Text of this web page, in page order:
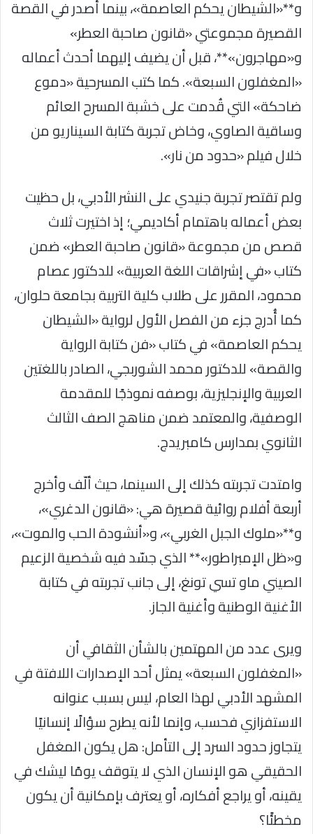
و**«الشيطان يحكم العاصمة»، بينما أصدر في القصة
القصيرة مجموعتي «قانون صاحبة العطر»
و«مهاجرون»**، قبل أن يضيف إليهما أحدث أعماله
«المغفلون السبعة». كما كتب المسرحية «دموع
ضاحكة» التي قُدمت على خشبة المسرح العائم
وساقية الصاوي، وخاض تجربة كتابة السيناريو من
خلال فيلم «حدود من نار».
ولم تقتصر تجربة جنيدي على النشر الأدبي، بل حظيت
بعض أعماله باهتمام أكاديمي؛ إذ اختيرت ثلاث
قصص من مجموعة «قانون صاحبة العطر» ضمن
كتاب «في إشراقات اللغة العربية» للدكتور عصام
محمود، المقرر على طلاب كلية التربية بجامعة حلوان،
كما أُدرج جزء من الفصل الأول لرواية «الشيطان
يحكم العاصمة» في كتاب «فن كتابة الرواية
والقصة» للدكتور محمد الشوربجي، الصادر باللغتين
العربية والإنجليزية، بوصفه نموذجًا للمقدمة
الوصفية، والمعتمد ضمن مناهج الصف الثالث
الثانوي بمدارس كامبريدج.
وامتدت تجربته كذلك إلى السينما، حيث ألّف وأخرج
أربعة أفلام روائية قصيرة هي: «قانون الدغري»،
و**«ملوك الجبل الغربي»، و«أنشودة الحب والموت»،
و«ظل الإمبراطور»** الذي جسّد فيه شخصية الزعيم
الصيني ماو تسي تونغ، إلى جانب تجربته في كتابة
الأغنية الوطنية وأغنية الجاز.
ويرى عدد من المهتمين بالشأن الثقافي أن
«المغفلون السبعة» يمثل أحد الإصدارات اللافتة في
المشهد الأدبي لهذا العام، ليس بسبب عنوانه
الاستفزازي فحسب، وإنما لأنه يطرح سؤالًا إنسانيًا
يتجاوز حدود السرد إلى التأمل: هل يكون المغفل
الحقيقي هو الإنسان الذي لا يتوقف يومًا ليشك في
يقينه، أو يراجع أفكاره، أو يعترف بإمكانية أن يكون
مخطئًا؟